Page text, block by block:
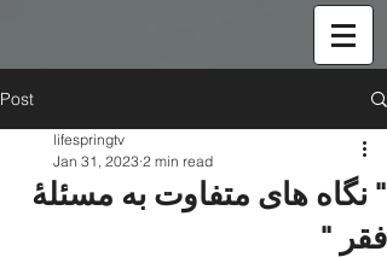
Post
" نگاه های متفاوت به مسئلۀ
فقر "
lifespringtv
Jan 31, 2023 2 min read